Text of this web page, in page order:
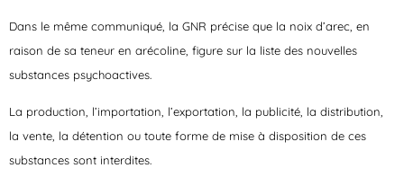
Dans le même communiqué, la GNR précise que la noix d’arec, en
raison de sa teneur en arécoline, figure sur la liste des nouvelles
substances psychoactives.
La production, l’importation, l’exportation, la publicité, la distribution,
la vente, la détention ou toute forme de mise à disposition de ces
substances sont interdites.